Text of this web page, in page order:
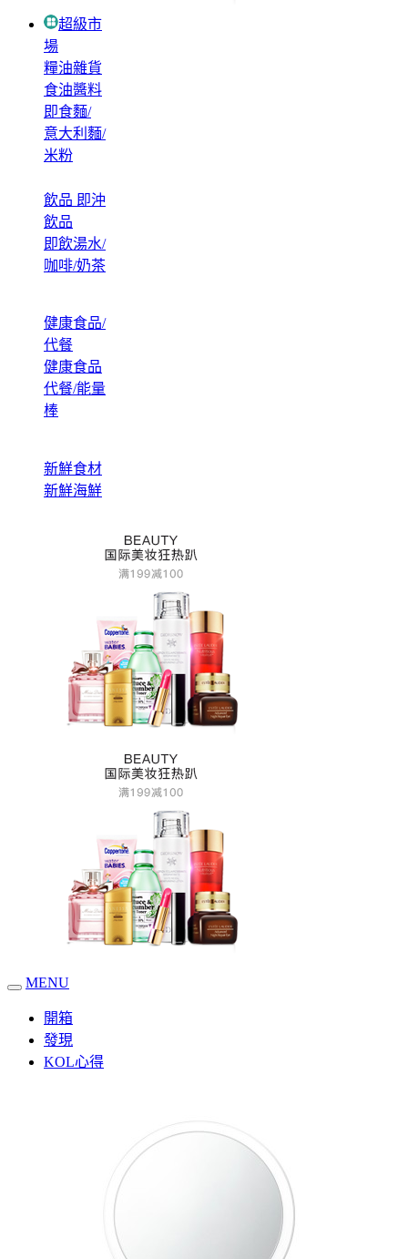
超級市
場
糧油雜貨
食油醬料
即食麵/
意大利麵/
米粉
飲品 即沖
飲品
即飲湯水/
咖啡/奶茶
健康食品/
代餐
健康食品
代餐/能量
棒
新鮮食材
新鮮海鮮
MENU
開箱
發現
KOL心得